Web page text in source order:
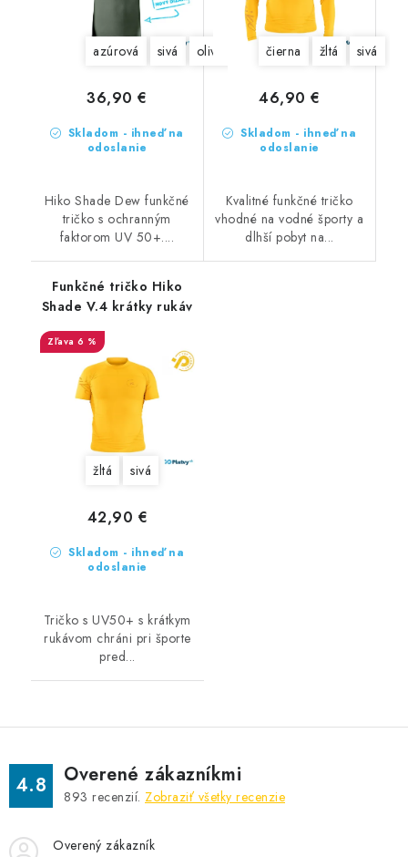
azúrová sivá olivová
Skladom - ihneď na
odoslanie
36,90 €
Hiko Shade Dew funkčné
tričko s ochranným
faktorom UV 50+....
čierna žltá sivá
Skladom - ihneď na
odoslanie
46,90 €
Kvalitné funkčné tričko
vhodné na vodné športy a
dlhší pobyt na...
Funkčné tričko Hiko
Shade V.4 krátky rukáv
6 %
žltá sivá
Skladom - ihneď na
odoslanie
42,90 €
Tričko s UV50+ s krátkym
rukávom chráni pri športe
pred...
4.8 Overené zákazníkmi
893 recenzií. Zobraziť všetky recenzie
Overený zákazník